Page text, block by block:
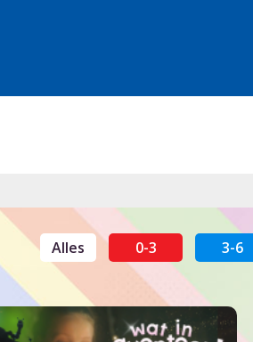
Alles 0-3 3-6